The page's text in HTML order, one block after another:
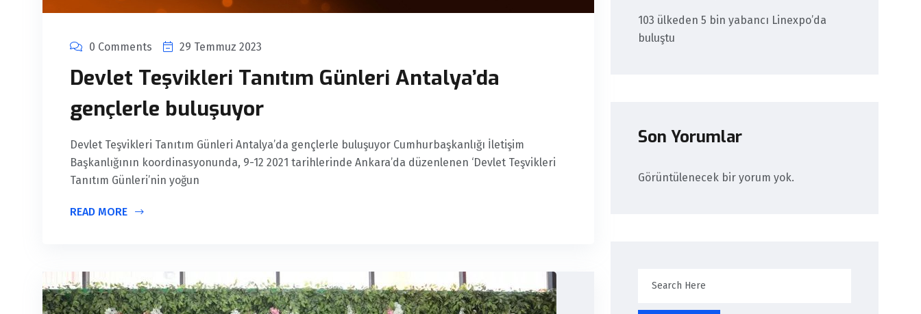
0 Comments 29 Temmuz 2023
Devlet Teşvikleri Tanıtım Günleri Antalya’da
gençlerle buluşuyor
Devlet Teşvikleri Tanıtım Günleri Antalya’da gençlerle buluşuyor Cumhurbaşkanlığı İletişim
Başkanlığının koordinasyonunda, 9-12 2021 tarihlerinde Ankara’da düzenlenen ‘Devlet Teşvikleri
Tanıtım Günleri’nin yoğun
READ MORE
103 ülkeden 5 bin yabancı Linexpo’da
buluştu
Son Yorumlar
Görüntülenecek bir yorum yok.